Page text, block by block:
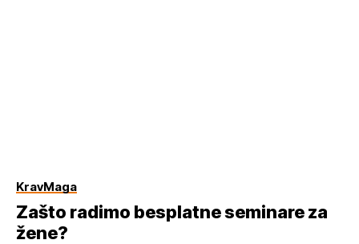
KravMaga
Zašto radimo besplatne seminare za
žene?